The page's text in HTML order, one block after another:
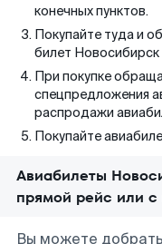
конечных пунктов.
Покупайте туда и
билет
При покупке
спецпредложения
распродажи
Покупайте
Авиабилеты
прямой рейс или
Вы можете